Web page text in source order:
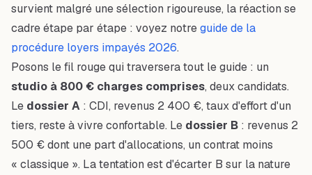
survient malgré une sélection rigoureuse, la réaction se
cadre étape par étape : voyez notreguide de la
procédure loyers impayés 2026.
Posons le fil rouge qui traversera tout le guide : un
studio à 800 € charges comprises, deux candidats.
Le dossier A : CDI, revenus 2 400 €, taux d'effort d'un
tiers, reste à vivre confortable. Le dossier B : revenus 2
500 € dont une part d'allocations, un contrat moins
« classique ». La tentation est d'écarter B sur la nature